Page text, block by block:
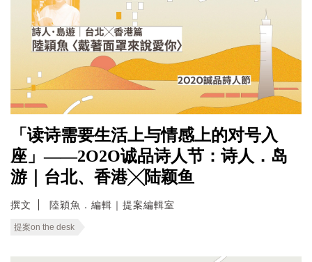
「读诗需要生活上与情感上的对号入
座」——2O2O诚品诗人节：诗人．岛
游｜台北、香港╳陆颖鱼
撰文 陸穎魚．編輯｜提案編輯室
提案on the desk